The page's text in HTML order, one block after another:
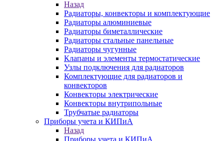
Назад
Радиаторы, конвекторы и комплектующие
Радиаторы алюминиевые
Радиаторы биметаллические
Радиаторы стальные панельные
Радиаторы чугунные
Клапаны и элементы термостатические
Узлы подключения для радиаторов
Комплектующие для радиаторов и
конвекторов
Конвекторы электрические
Конвекторы внутрипольные
Трубчатые радиаторы
Приборы учета и КИПиА
Назад
Приборы учета и КИПиА